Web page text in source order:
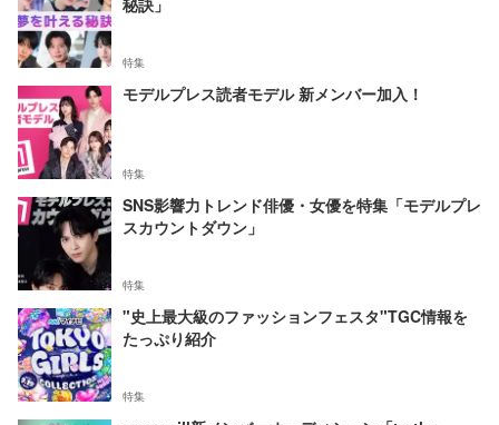
特集
モデルプレス読者モデル 新メンバー加入！
特集
SNS影響力トレンド俳優・女優を特集「モデルプレ
スカウントダウン」
特集
"史上最大級のファッションフェスタ"TGC情報を
たっぷり紹介
特集